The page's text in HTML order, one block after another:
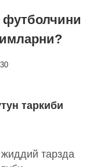
30
таркиби
тарзда